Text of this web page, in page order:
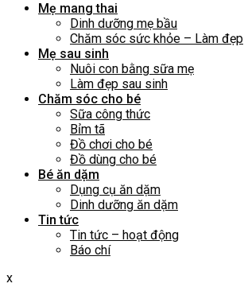
Mẹ mang thai
Dinh dưỡng mẹ bầu
Chăm sóc sức khỏe – Làm đẹp
Mẹ sau sinh
Nuôi con bằng sữa mẹ
Làm đẹp sau sinh
Chăm sóc cho bé
Sữa công thức
Bỉm tã
Đồ chơi cho bé
Đồ dùng cho bé
Bé ăn dặm
Dụng cụ ăn dặm
Dinh dưỡng ăn dặm
Tin tức
Tin tức – hoạt động
Báo chí
x